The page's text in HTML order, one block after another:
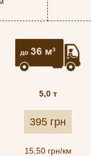
5,0 т
395 грн
15,50 грн/км